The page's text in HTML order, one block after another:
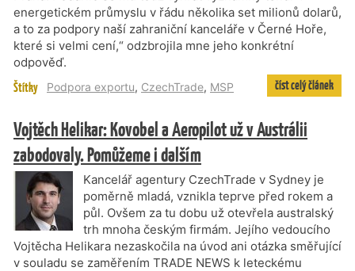
energetickém průmyslu v řádu několika set milionů dolarů,
a to za podpory naší zahraniční kanceláře v Černé Hoře,
které si velmi cení,“ odzbrojila mne jeho konkrétní
odpověď.
Štítky Podpora exportu, CzechTrade, MSP číst celý článek
Vojtěch Helikar: Kovobel a Aeropilot už v Austrálii
zabodovaly. Pomůžeme i dalším
Kancelář agentury CzechTrade v Sydney je
poměrně mladá, vznikla teprve před rokem a
půl. Ovšem za tu dobu už otevřela australský
trh mnoha českým firmám. Jejího vedoucího
Vojtěcha Helikara nezaskočila na úvod ani otázka směřující
v souladu se zaměřením TRADE NEWS k leteckému